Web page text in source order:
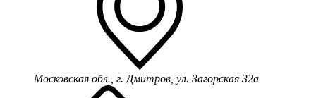
Московская обл., г. Дмитров, ул. Загорская 32а